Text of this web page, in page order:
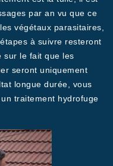
par an vu que ce
végétaux parasitaires,
à suivre resteront
sur le fait que les
seront uniquement
longue durée, vous
traitement hydrofuge